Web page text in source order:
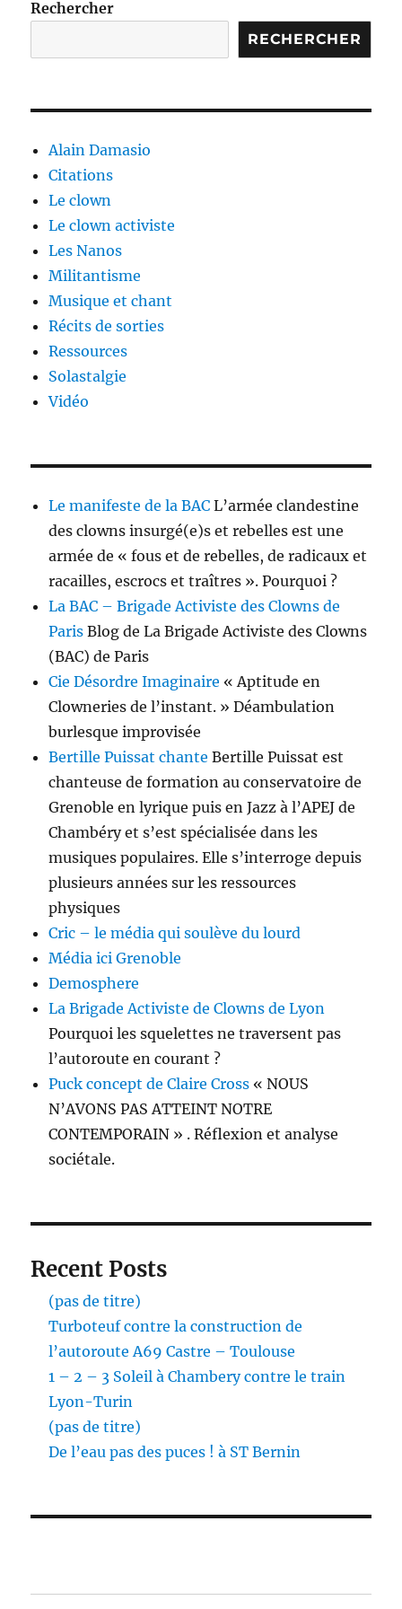
Rechercher
RECHERCHER
Alain Damasio
Citations
Le clown
Le clown activiste
Les Nanos
Militantisme
Musique et chant
Récits de sorties
Ressources
Solastalgie
Vidéo
Le manifeste de la BAC L’armée clandestine
des clowns insurgé(e)s et rebelles est une
armée de « fous et de rebelles, de radicaux et
racailles, escrocs et traîtres ». Pourquoi ?
La BAC – Brigade Activiste des Clowns de
Paris Blog de La Brigade Activiste des Clowns
(BAC) de Paris
Cie Désordre Imaginaire « Aptitude en
Clowneries de l’instant. » Déambulation
burlesque improvisée
Bertille Puissat chante Bertille Puissat est
chanteuse de formation au conservatoire de
Grenoble en lyrique puis en Jazz à l’APEJ de
Chambéry et s’est spécia­lisée dans les
musiques populaires. Elle s’interroge depuis
plusieurs années sur les ressources
physiques
Cric – le média qui soulève du lourd
Média ici Grenoble
Demosphere
La Brigade Activiste de Clowns de Lyon
Pourquoi les squelettes ne traversent pas
l’autoroute en courant ?
Puck concept de Claire Cross « NOUS
N’AVONS PAS ATTEINT NOTRE
CONTEMPORAIN » . Réflexion et analyse
sociétale.
Recent Posts
(pas de titre)
Turboteuf contre la construction de
l’autoroute A69 Castre – Toulouse
1 – 2 – 3 Soleil à Chambery contre le train
Lyon-Turin
(pas de titre)
De l’eau pas des puces ! à ST Bernin